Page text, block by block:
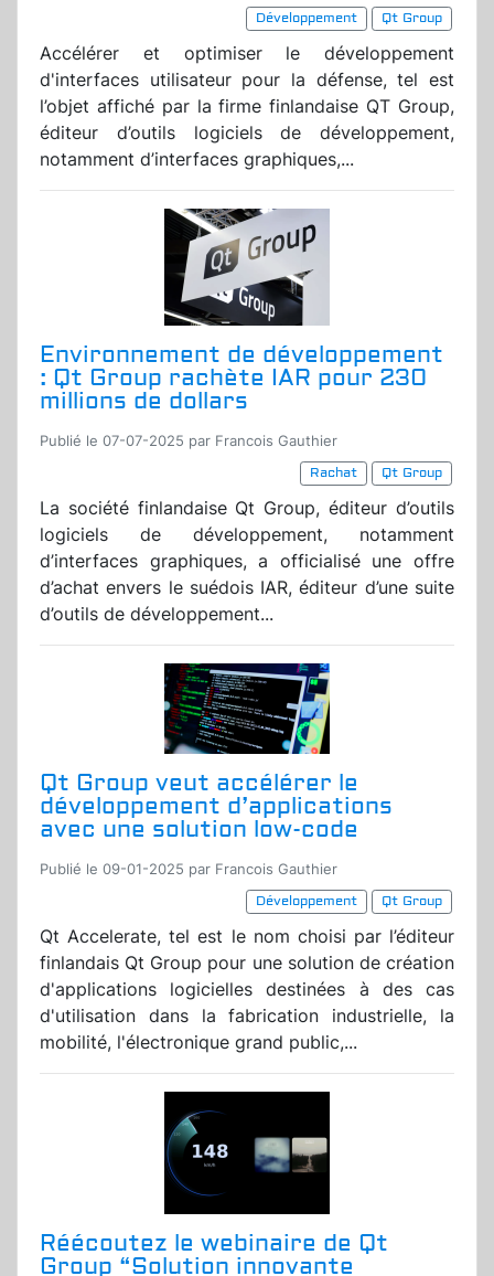
Développement
Qt Group
Accélérer et optimiser le développement
d'interfaces utilisateur pour la défense, tel est
l’objet affiché par la firme finlandaise QT Group,
éditeur d’outils logiciels de développement,
notamment d’interfaces graphiques,...
Environnement de développement
: Qt Group rachète IAR pour 230
millions de dollars
Publié le 07-07-2025 par Francois Gauthier
Rachat
Qt Group
La société finlandaise Qt Group, éditeur d’outils
logiciels de développement, notamment
d’interfaces graphiques, a officialisé une offre
d’achat envers le suédois IAR, éditeur d’une suite
d’outils de développement...
Qt Group veut accélérer le
développement d’applications
avec une solution low-code
Publié le 09-01-2025 par Francois Gauthier
Développement
Qt Group
Qt Accelerate, tel est le nom choisi par l’éditeur
finlandais Qt Group pour une solution de création
d'applications logicielles destinées à des cas
d'utilisation dans la fabrication industrielle, la
mobilité, l'électronique grand public,...
Réécoutez le webinaire de Qt
Group “Solution innovante